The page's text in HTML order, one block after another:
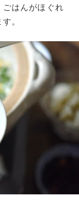
ごはんがほぐれ
。